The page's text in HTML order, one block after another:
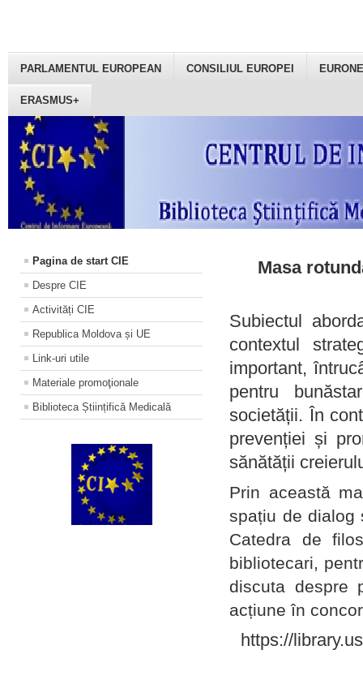
PARLAMENTUL EUROPEAN CONSILIUL EUROPEI
ERASMUS+
Pagina de start CIE
Despre CIE
Activități CIE
Republica Moldova și UE
Link-uri utile
Materiale promoţionale
Biblioteca Științifică Medicală
Masa
Subiectul
contextul
important,
pentru
societății. În
prevenției și
sănătății
Prin această
spațiu de dialog
Catedra de
bibliotecari,
discuta despre
acțiune în
https://